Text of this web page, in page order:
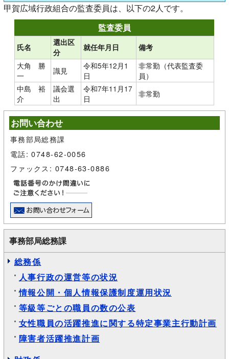
甲賀広域行政組合の監査委員は、以下の2人です。
監査委員
氏名
選出区
分
就任年月日 備考
大角 勝
一
識見
令和5年12月1
日
非常勤（代表監査委
員）
中島 裕
介
議会選
出
令和7年11月17
日
非常勤
お問い合わせ
事務部局総務課
電話: 0748-62-0056
ファックス: 0748-63-0886
事務部局総務課
総務係
人事行政の運営等の状況
情報公開・個人情報保護制度運用状況
等級等ごとの職員の数の公表
女性職員の活躍推進に関する特定事業主行動計画
障害者活躍推進計画